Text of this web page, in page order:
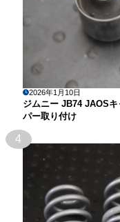
2026年1月10日
ジムニー JB74 JAOS
パー取り付け
4